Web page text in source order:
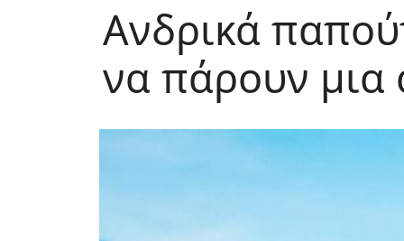
Ανδρικά
να πάρουν μια